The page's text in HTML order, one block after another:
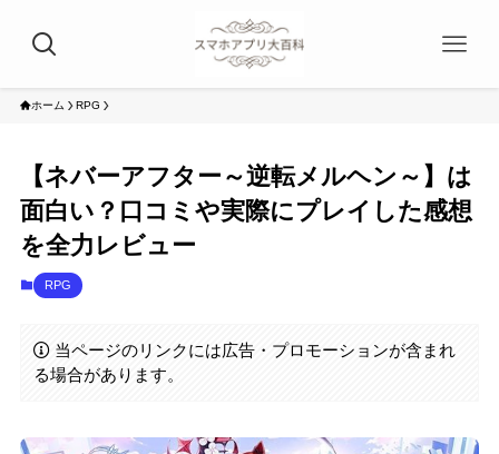
ホーム RPG
【ネバーアフター～逆転メルヘン～】は
面白い？口コミや実際にプレイした感想
を全力レビュー
RPG
当ページのリンクには広告・プロモーションが含まれ
る場合があります。